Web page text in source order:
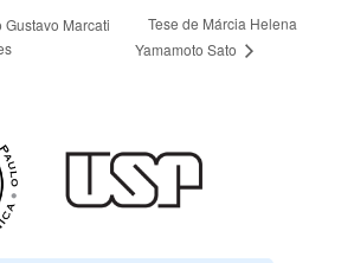
Gustavo Marcati
Tese de Márcia Helena
Yamamoto Sato